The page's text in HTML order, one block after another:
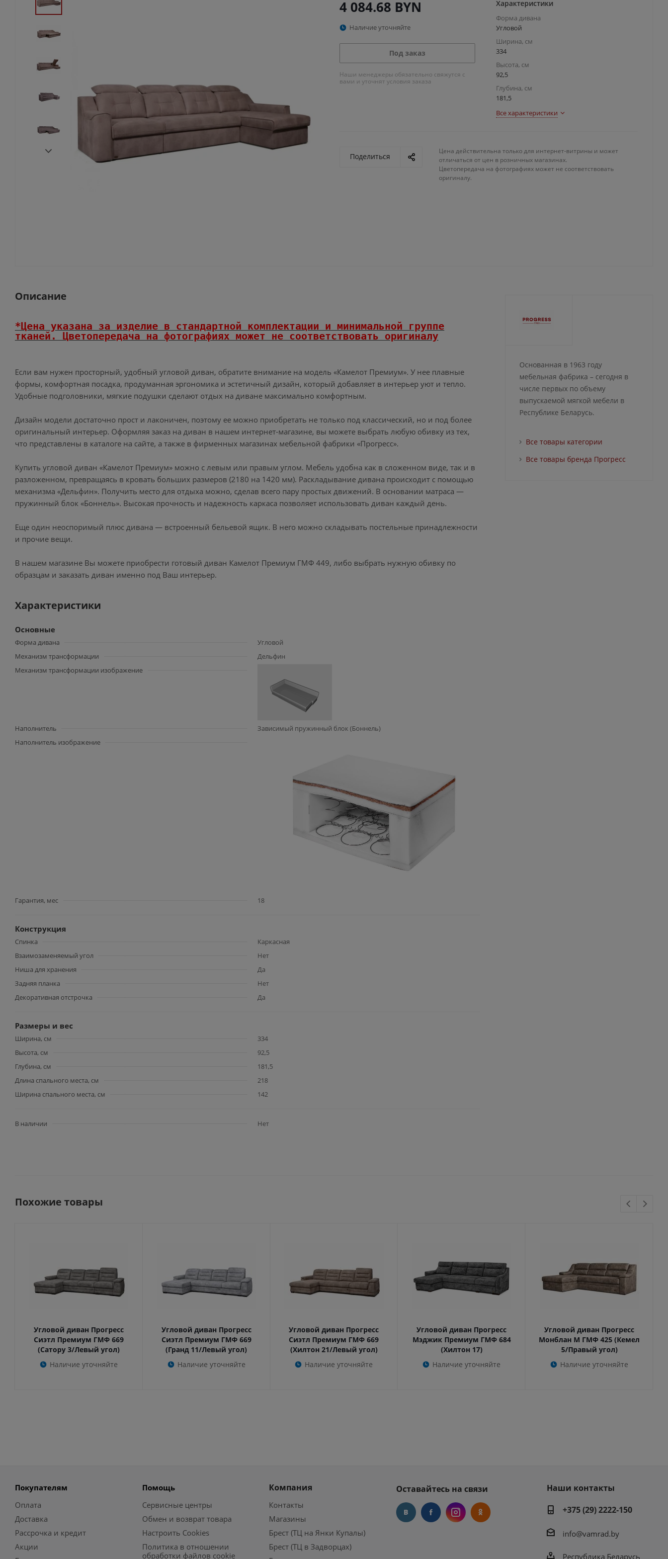
4 084.68 BYN
Наличие уточняйте
Под заказ
Наши менеджеры обязательно свяжутся с
вами и уточнят условия заказа
Характеристики
Форма дивана
Угловой
Ширина, см
334
Высота, см
92,5
Глубина, см
181,5
Все характеристики
Поделиться
Цена действительна только для интернет-витрины и может
отличаться от цен в розничных магазинах.
Цветопередача на фотографиях может не соответствовать
оригиналу.
Описание
*Цена указана за изделие в стандартной комплектации и минимальной группе
тканей.
Цветопередача на фотографиях может не соответствовать оригиналу
Если вам нужен просторный, удобный угловой диван, обратите внимание на модель «Камелот Премиум». У нее плавные
формы, комфортная посадка, продуманная эргономика и эстетичный дизайн, который добавляет в интерьер уют и тепло.
Удобные подголовники, мягкие подушки сделают отдых на диване максимально комфортным.
Дизайн модели достаточно прост и лаконичен, поэтому ее можно приобретать не только под классический, но и под более
оригинальный интерьер. Оформляя заказ на диван в нашем интернет-магазине, вы можете выбрать любую обивку из тех,
что представлены в каталоге на сайте, а также в фирменных магазинах мебельной фабрики «Прогресс».
Купить угловой диван «Камелот Премиум» можно с левым или правым углом. Мебель удобна как в сложенном виде, так и в
разложенном, превращаясь в кровать больших размеров (2180 на 1420 мм). Раскладывание дивана происходит с помощью
механизма «Дельфин». Получить место для отдыха можно, сделав всего пару простых движений. В основании матраса —
пружинный блок «Боннель». Высокая прочность и надежность каркаса позволяет использовать диван каждый день.
Еще один неоспоримый плюс дивана — встроенный бельевой ящик. В него можно складывать постельные принадлежности
и прочие вещи.
В нашем магазине Вы можете приобрести готовый диван Камелот Премиум ГМФ 449, либо выбрать нужную обивку по
образцам и заказать диван именно под Ваш интерьер.
Характеристики
Основные
Форма дивана
Угловой
Механизм трансформации
Дельфин
Механизм трансформации изображение
Наполнитель
Зависимый пружинный блок (Боннель)
Наполнитель изображение
Гарантия, мес 18
Конструкция
Спинка
Каркасная
Взаимозаменяемый угол
Нет
Ниша для хранения
Да
Задняя планка
Нет
Декоративная отстрочка
Да
Размеры и вес
Ширина, см
334
Высота, см
92,5
Глубина, см
181,5
Длина спального места, см
218
Ширина спального места, см
142
В наличии Нет
Основанная в 1963 году
мебельная фабрика – сегодня в
числе первых по объему
выпускаемой мягкой мебели в
Республике Беларусь.
Все товары категории
Все товары бренда Прогресс
Похожие товары
Угловой диван Прогресс
Сиэтл Премиум ГМФ 669
(Сатору 3/Левый угол)
Наличие уточняйте
Угловой диван Прогресс
Сиэтл Премиум ГМФ 669
(Гранд 11/Левый угол)
Наличие уточняйте
Угловой диван Прогресс
Сиэтл Премиум ГМФ 669
(Хилтон 21/Левый угол)
Наличие уточняйте
Угловой диван Прогресс
Мэджик Премиум ГМФ 684
(Хилтон 17)
Наличие уточняйте
Угловой диван Прогресс
Монблан М ГМФ 425 (Кемел
5/Правый угол)
Наличие уточняйте
Покупателям
Оплата
Доставка
Рассрочка и кредит
Акции
Помощь
Сервисные центры
Обмен и возврат товара
Настроить Cookies
Политика в отношении
обработки файлов cookie
Компания
Контакты
Магазины
Брест (ТЦ на Янки Купалы)
Брест (ТЦ в Задворцах)
Оставайтесь на связи
Наши контакты
+375 (29) 2222-150
info@vamrad.by
Республика Беларусь